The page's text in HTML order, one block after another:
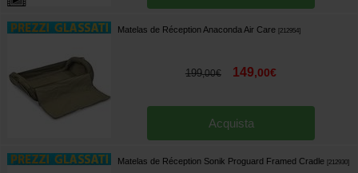
Matelas de Réception Anaconda Air Care 212954]
199,00€ 149,00€
Acquista
Matelas de Réception Sonik Proguard Framed Cradle 212930]